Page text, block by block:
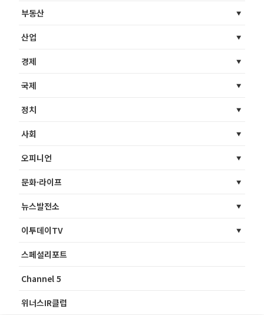
부동산
산업
경제
국제
정치
사회
오피니언
문화·라이프
뉴스발전소
이투데이TV
스페셜리포트
Channel 5
위너스IR클럽